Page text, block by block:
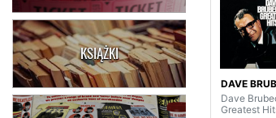
KSIĄŻKI
DAVE
Dave
Greatest